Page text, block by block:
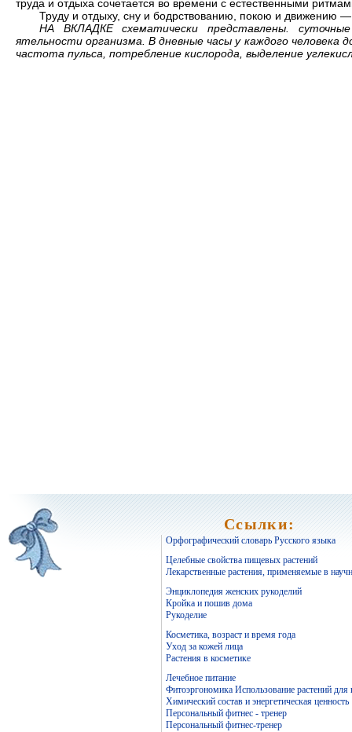
труда и отдыха сочетается во времени с естественными
Труду и отдыху, сну и бодрствованию, покою и движению
НА ВКЛАДКЕ схематически пред­ставлены.
ятельности организма. В дневные часы у каждого человека
частота пульса, потреб­ление кислорода, выделение
Ссылки:
Орфографический словарь Русского языка
Целебные свойства пищевых растений
Лекарственные растения, применяемые в
Энциклопедия женских рукоделий
Кройка и пошив дома
Рукоделие
Косметика, возраст и время года
Уход за кожей лица
Растения в косметике
Лечебное питание
Фитоэргономика Использование растений
Химический состав и энергетическая
Персональный фитнес - тренер
Персональный фитнес-тренер